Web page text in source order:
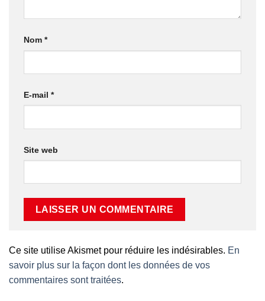
Nom *
E-mail *
Site web
Ce site utilise Akismet pour réduire les indésirables. En
savoir plus sur la façon dont les données de vos
commentaires sont traitées.